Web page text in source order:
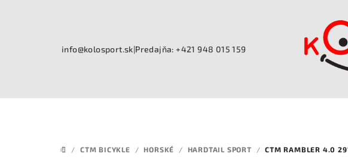
info@kolosport.sk|Predajňa: +421 948 015 159
DOMOV
/ CTM BICYKLE / HORSKÉ / HARDTAIL SPORT / CTM RAMBLER 4.0